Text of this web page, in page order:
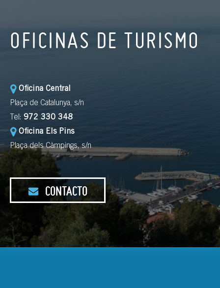
OFICINAS DE TURISMO
Oficina Central
Plaça de Catalunya, s/n
Tel: 972 330 348
Oficina Els Pins
Plaça dels Càmpings, s/n
CONTACTO